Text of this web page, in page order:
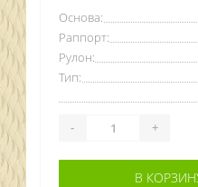
Основа:
Раппорт:
Рулон:
Тип:
- +
В